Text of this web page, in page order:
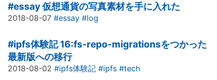
#essay仮想通貨の写真素材を手に入れた
2018-08-07 #essay #log
#ipfs体験記 16:fs-repo-migrationsをつかった
最新版への移行
2018-08-02 #ipfs体験記 #ipfs #tech